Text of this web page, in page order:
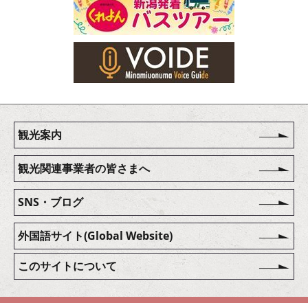
観光案内
観光関連事業者の皆さまへ
SNS・ブログ
外国語サイト(Global Website)
このサイトについて